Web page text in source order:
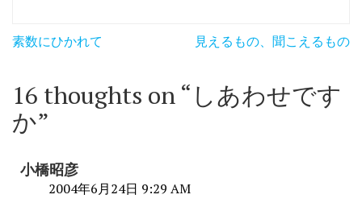
投
ナ
ビ
ゲ
ー
素数にひかれて 見えるもの、聞こえるもの
16 thoughts on “ しあわせです
か”
小橋昭彦
2004年6月24日 9:29 AM